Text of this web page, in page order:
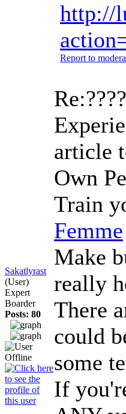
http://
Report to
Sakatlyrast
(User)
Expert
Boarder
Posts: 80
article
Own
Train
Femme
Make
really
There
could
some
If